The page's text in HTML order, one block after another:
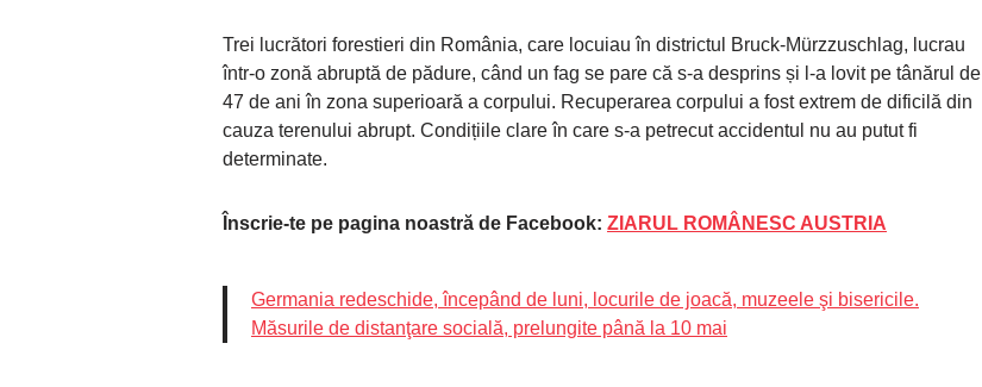
Trei lucrători forestieri din România, care locuiau în districtul Bruck-Mürzzuschlag, lucrau
într-o zonă abruptă de pădure, când un fag se pare că s-a desprins și l-a lovit pe tânărul de
47 de ani în zona superioară a corpului. Recuperarea corpului a fost extrem de dificilă din
cauza terenului abrupt. Condițiile clare în care s-a petrecut accidentul nu au putut fi
determinate.
Înscrie-te pe pagina noastră de Facebook: ZIARUL ROMÂNESC AUSTRIA
Germania redeschide, începând de luni, locurile de joacă, muzeele şi bisericile.
Măsurile de distanţare socială, prelungite până la 10 mai